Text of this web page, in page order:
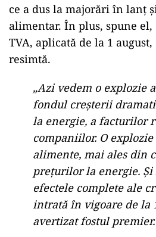
ce a dus la majorări în lanț
alimentar. În plus, spune
TVA, aplicată de la 1
resimtă.
„Azi vedem o explozie
fondul creșterii
la energie, a facturilor
companiilor. O
alimente, mai ales din
prețurilor la energie. Și
efectele complete ale
intrată în vigoare de la
avertizat fostul premier.